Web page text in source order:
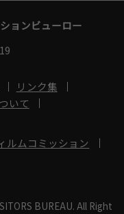
ョンビューロー
リンク集
いて
ルムコミッション
BUREAU. All Right